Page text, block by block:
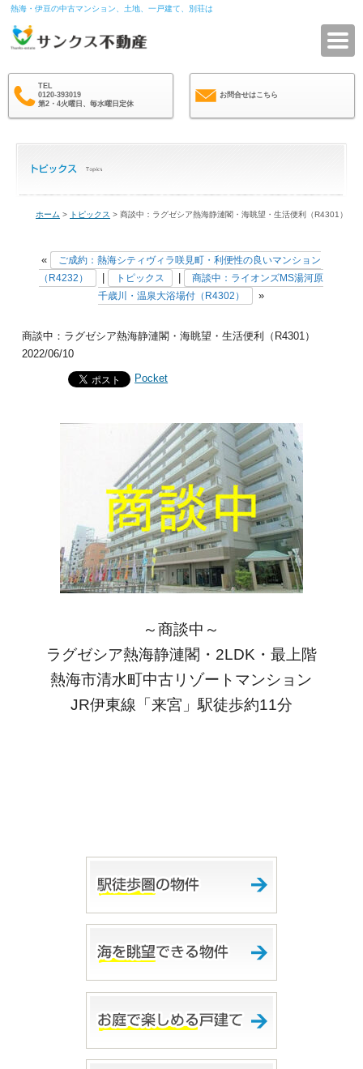
熱海・伊豆の中古マンション、土地、一戸建て、別荘は
TEL
0120-393019
第2・4火曜日、毎水曜日定休
お問合せはこちら
ホーム > トピックス > 商談中：ラグゼシア熱海静漣閣・海眺望・生活便利（R4301）
«
ご成約：熱海シティヴィラ咲見町・利便性の良いマンション
（R4232）
トピックス
商談中：ライオンズMS湯河原
千歳川・温泉大浴場付（R4302）
»
商談中：ラグゼシア熱海静漣閣・海眺望・生活便利（R4301）
2022/06/10
Pocket
～商談中～
ラグゼシア熱海静漣閣・2LDK・最上階
熱海市清水町中古リゾートマンション
JR伊東線「来宮」駅徒歩約11分